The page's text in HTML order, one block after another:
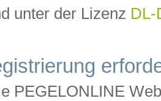
unter der Lizenz
PEGELONLINE